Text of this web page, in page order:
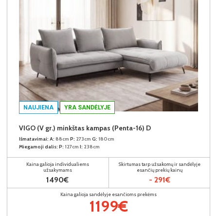
NAUJIENA YRA SANDĖLYJE
VIGO (V gr.) minkštas kampas (Penta-16) D
Išmatavimai: A: 88cm P: 273cm G: 180cm
Miegamoji dalis: P: 127cm I: 238cm
Kaina galioja individualiems
užsakymams
1490€
Skirtumas tarp užsakomų ir sandėlyje
esančių prekių kainų
- 291€
Kaina galioja sandėlyje esančioms prekėms
1199€